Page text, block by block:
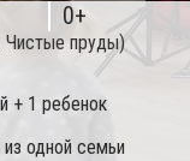
0+
Чистые пруды)
+ 1 ребенок
одной семьи